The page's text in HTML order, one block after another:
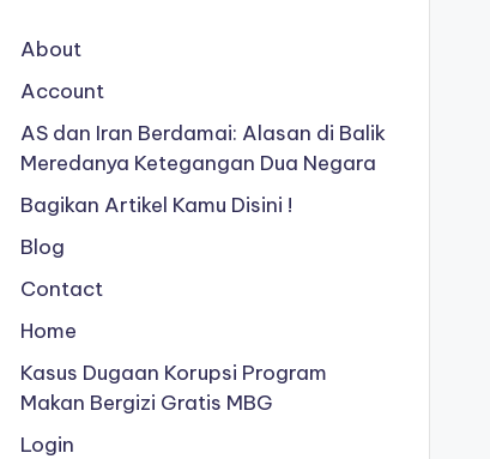
About
Account
AS dan Iran Berdamai: Alasan di Balik
Meredanya Ketegangan Dua Negara
Bagikan Artikel Kamu Disini !
Blog
Contact
Home
Kasus Dugaan Korupsi Program
Makan Bergizi Gratis MBG
Login